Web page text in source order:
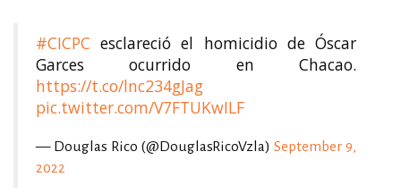
#CICPC esclareció el homicidio de Óscar
Garces ocurrido en Chacao.
https://t.co/lnc234gJag
pic.twitter.com/V7FTUKwILF
— Douglas Rico (@DouglasRicoVzla)September 9,
2022